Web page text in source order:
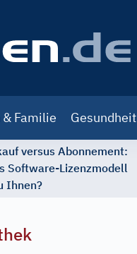
& Familie Gesundheit
versus Abonnement:
Software-Lizenzmodell
Ihnen?